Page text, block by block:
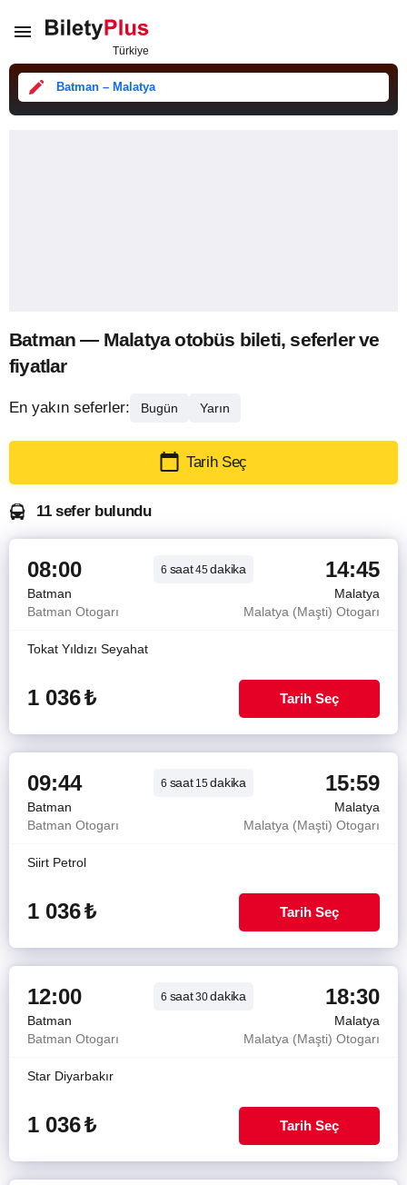
Batman – Malatya
Batman — Malatya otobüs bileti, seferler ve
fiyatlar
En yakın seferler: Bugün Yarın
Tarih Seç
11 sefer bulundu
08:00 6 saat45dakika 14:45
Batman
Malatya
Batman Otogarı
Malatya (Maşti) Otogarı
Tokat Yıldızı Seyahat
1 036₺ Tarih Seç
09:44 6 saat15dakika 15:59
Batman
Malatya
Batman Otogarı
Malatya (Maşti) Otogarı
Siirt Petrol
1 036₺ Tarih Seç
12:00 6 saat30dakika 18:30
Batman
Malatya
Batman Otogarı
Malatya (Maşti) Otogarı
Star Diyarbakır
1 036₺ Tarih Seç